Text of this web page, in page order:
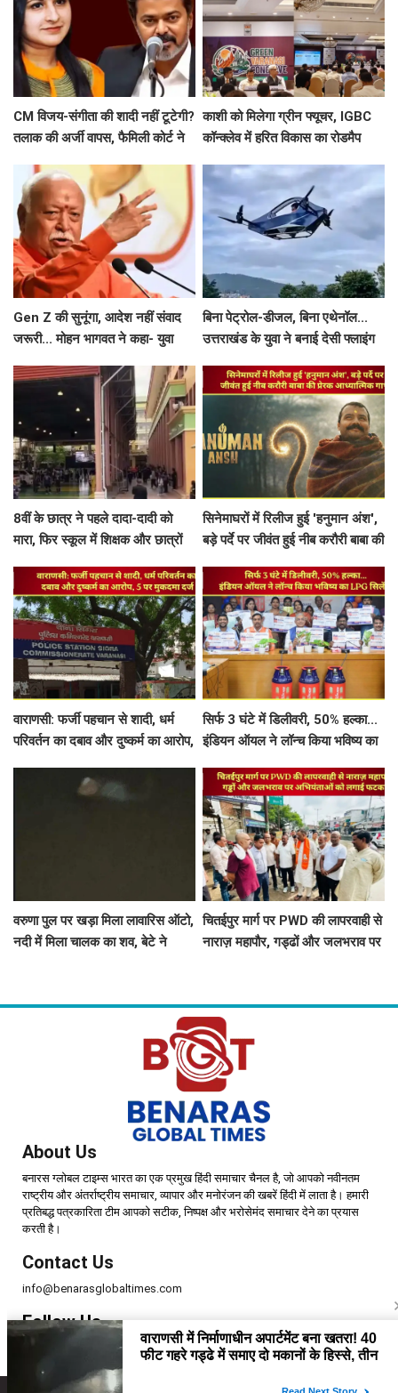
CM विजय-संगीता की शादी नहीं टूटेगी?
तलाक की अर्जी वापस, फैमिली कोर्ट ने
काशी को मिलेगा ग्रीन फ्यूचर, IGBC
कॉन्क्लेव में हरित विकास का रोडमैप
Gen Z की सुनूंगा, आदेश नहीं संवाद
जरूरी... मोहन भागवत ने कहा- युवा
गलत
बिना पेट्रोल-डीजल, बिना एथेनॉल...
उत्तराखंड के युवा ने बनाई देसी फ्लाइंग
8वीं के छात्र ने पहले दादा-दादी को
मारा, फिर स्कूल में शिक्षक और छात्रों
सिनेमाघरों में रिलीज हुई 'हनुमान अंश',
बड़े पर्दे पर जीवंत हुई नीब करौरी बाबा की
वाराणसी: फर्जी पहचान से शादी, धर्म
परिवर्तन का दबाव और दुष्कर्म का आरोप,
सिर्फ 3 घंटे में डिलीवरी, 50% हल्का...
इंडियन ऑयल ने लॉन्च किया भविष्य का
वरुणा पुल पर खड़ा मिला लावारिस ऑटो,
नदी में मिला चालक का शव, बेटे ने
चितईपुर मार्ग पर PWD की लापरवाही से
नाराज़ महापौर, गड्ढों और जलभराव पर
About Us
बनारस ग्लोबल टाइम्स भारत का एक प्रमुख हिंदी समाचार चैनल है, जो आपको नवीनतम
राष्ट्रीय और अंतर्राष्ट्रीय समाचार, व्यापार और मनोरंजन की खबरें हिंदी में लाता है। हमारी
प्रतिबद्ध पत्रकारिता टीम आपको सटीक, निष्पक्ष और भरोसेमंद समाचार देने का प्रयास
करती है।
Contact Us
info@benarasglobaltimes.com
Follow Us